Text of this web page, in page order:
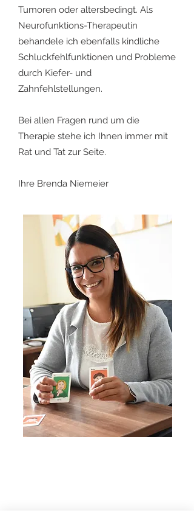
Tumoren oder altersbedingt. Als
Neurofunktions-Therapeutin
behandele ich ebenfalls kindliche
Schluckfehlfunktionen und Probleme
durch Kiefer- und
Zahnfehlstellungen.
Bei allen Fragen rund um die
Therapie stehe ich Ihnen immer mit
Rat und Tat zur Seite.
Ihre Brenda Niemeier